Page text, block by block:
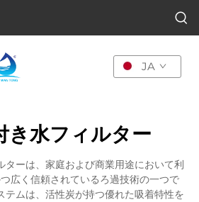
JA
き水フィルター
ターは、家庭および商業用途において利
広く信頼されているろ過技術の一つで
テムは、活性炭が持つ優れた吸着特性を